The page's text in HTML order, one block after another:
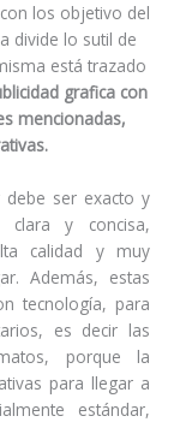
los objetivo del
divide lo sutil de
está trazado
grafica con
mencionadas,
ser exacto y
clara y concisa,
calidad y muy
Además, estas
tecnología, para
es decir las
porque la
para llegar a
estándar,